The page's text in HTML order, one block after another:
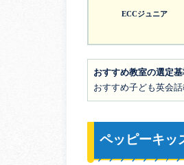
ECCジュニア
おすすめ教室の選定
おすすめ子ども英会
ペッピーキッ